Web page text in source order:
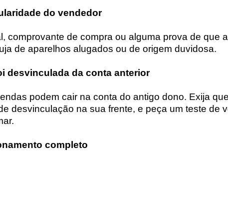
do vendedor
comprovante de compra ou alguma prova de que
de aparelhos alugados ou de origem duvidosa.
desvinculada da conta anterior
podem cair na conta do antigo dono. Exija
desvinculação na sua frente, e peça um teste de
completo